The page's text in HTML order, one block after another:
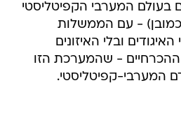
בעולם המערבי הקפיטליסטי
- עם הממשלות
ובלי האיזונים
ההכרחיים - שהמערכת הזו
המערבי-קפיטליסטי.